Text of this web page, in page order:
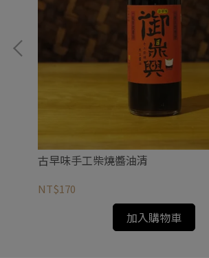
古早味手工柴燒醬油清
NT$170
加入購物車